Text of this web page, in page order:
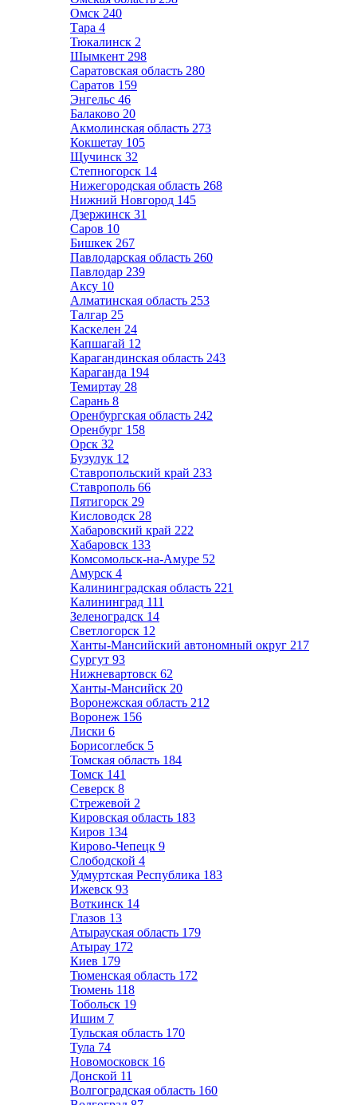
Омск 240
Тара 4
Тюкалинск 2
Шымкент 298
Саратовская область 280
Саратов 159
Энгельс 46
Балаково 20
Акмолинская область 273
Кокшетау 105
Щучинск 32
Степногорск 14
Нижегородская область 268
Нижний Новгород 145
Дзержинск 31
Саров 10
Бишкек 267
Павлодарская область 260
Павлодар 239
Аксу 10
Алматинская область 253
Талгар 25
Каскелен 24
Капшагай 12
Карагандинская область 243
Караганда 194
Темиртау 28
Сарань 8
Оренбургская область 242
Оренбург 158
Орск 32
Бузулук 12
Ставропольский край 233
Ставрополь 66
Пятигорск 29
Кисловодск 28
Хабаровский край 222
Хабаровск 133
Комсомольск-на-Амуре 52
Амурск 4
Калининградская область 221
Калининград 111
Зеленоградск 14
Светлогорск 12
Ханты-Мансийский автономный округ 217
Сургут 93
Нижневартовск 62
Ханты-Мансийск 20
Воронежская область 212
Воронеж 156
Лиски 6
Борисоглебск 5
Томская область 184
Томск 141
Северск 8
Стрежевой 2
Кировская область 183
Киров 134
Кирово-Чепецк 9
Слободской 4
Удмуртская Республика 183
Ижевск 93
Воткинск 14
Глазов 13
Атырауская область 179
Атырау 172
Киев 179
Тюменская область 172
Тюмень 118
Тобольск 19
Ишим 7
Тульская область 170
Тула 74
Новомосковск 16
Донской 11
Волгоградская область 160